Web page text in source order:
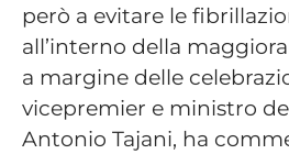
però a evitare le
all’interno della
a margine delle
vicepremier e ministro
Antonio Tajani, ha